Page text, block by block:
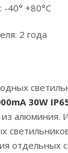
-40° +80°С
2 года
30W
алюминия.
отдельных